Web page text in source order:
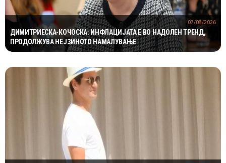
ДИМИТРИЕСКА-КОЧОСКА: ИНФЛАЦИЈАТА Е ВО НАДОЛЕН ТРЕНД,
ПРОДОЛЖУВА НЕЈЗИНОТО НАМАЛУВАЊЕ
07/08/2026